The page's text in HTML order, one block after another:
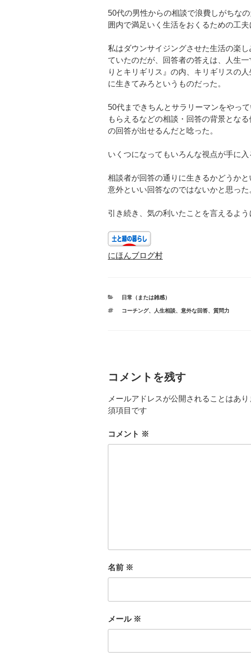
50代の男性からの相談で浪費しがちな
囲内で満足いく生活をおくるための工夫
私はダウンサイジングさせた生活の楽
ていたのだが、回答者の答えは、人生
りとキリギリス』の内、キリギリスの
に生きてみろというものだった。
50代まできちんとサラリーマンをやっ
もらえるなどの相談・回答の背景とな
の回答が出せるんだと唸った。
いくつになってもいろんな視点が手に入
相談者が回答の通りに生きるかどうかと
意外といい回答なのではないかと思った
引き続き、気の利いたことを言えるよう
にほんブログ村
カ
ゴ
日常（または雑感）
タ
コーチング、 人生相談、 意外な回答、 質問力
コメントを残す
メールアドレスが公開されることはあり
須項目です
コメント ※
名前 ※
メール ※